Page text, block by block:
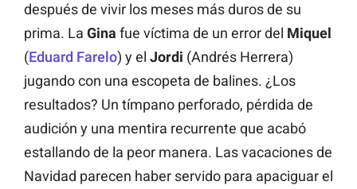
después de vivir los meses más duros de su
prima. La Gina fue víctima de un error del Miquel
(Eduard Farelo) y el Jordi (Andrés Herrera)
jugando con una escopeta de balines. ¿Los
resultados? Un tímpano perforado, pérdida de
audición y una mentira recurrente que acabó
estallando de la peor manera. Las vacaciones de
Navidad parecen haber servido para apaciguar el